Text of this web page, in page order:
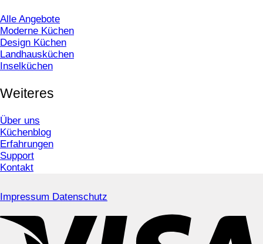
Alle Angebote
Moderne Küchen
Design Küchen
Landhausküchen
Inselküchen
Weiteres
Über uns
Küchenblog
Erfahrungen
Support
Kontakt
Impressum Datenschutz